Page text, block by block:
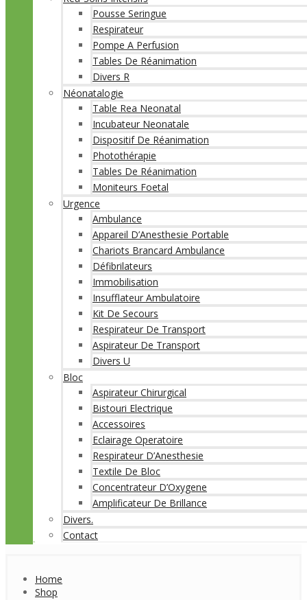
Pousse Seringue
Respirateur
Pompe A Perfusion
Tables De Réanimation
Divers R
Néonatalogie
Table Rea Neonatal
Incubateur Neonatale
Dispositif De Réanimation
Photothérapie
Tables De Réanimation
Moniteurs Foetal
Urgence
Ambulance
Appareil D’Anesthesie Portable
Chariots Brancard Ambulance
Défibrilateurs
Immobilisation
Insufflateur Ambulatoire
Kit De Secours
Respirateur De Transport
Aspirateur De Transport
Divers U
Bloc
Aspirateur Chirurgical
Bistouri Electrique
Accessoires
Eclairage Operatoire
Respirateur D’Anesthesie
Textile De Bloc
Concentrateur D’Oxygene
Amplificateur De Brillance
Divers.
Contact
Home
Shop